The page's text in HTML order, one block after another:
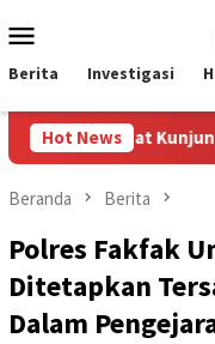
ke
kontenMobile
Berita Investigasi
Hot News
Kunjungan Sosok
Beranda Berita
Polres Fakfak
Ditetapkan
Dalam